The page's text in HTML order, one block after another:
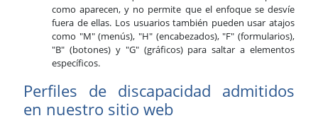
como aparecen, y no permite que el enfoque se desvíe
fuera de ellas. Los usuarios también pueden usar atajos
como "M" (menús), "H" (encabezados), "F" (formularios),
"B" (botones) y "G" (gráficos) para saltar a elementos
específicos.
Perfiles de discapacidad admitidos
en nuestro sitio web